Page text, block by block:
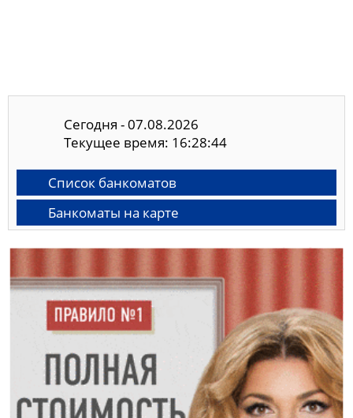
Сегодня - 07.08.2026
Текущее время: 16:28:44
Список банкоматов
Банкоматы на карте